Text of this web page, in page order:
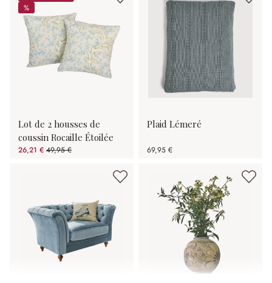
%
%
Lot de 2 housses de
coussin Rocaille Étoilée
26,21 € 49,95 €
(47.53%spared)
Plaid Lémeré
69,95 €